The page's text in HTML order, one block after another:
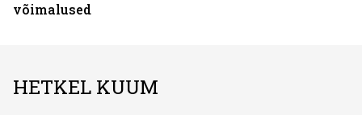
võimalused
HETKEL KUUM